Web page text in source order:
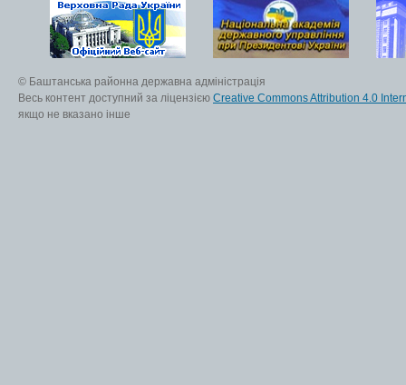
© Баштанська районна державна адміністрація
Весь контент доступний за ліцензією Creative Commons Attribution 4.0
якщо не вказано інше